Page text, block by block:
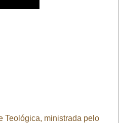
Teológica, ministrada pelo